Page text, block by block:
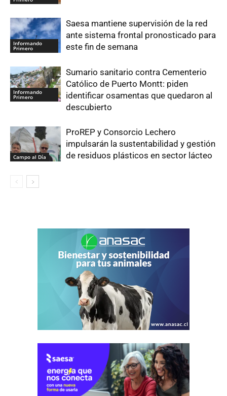
Informando
Primero
Saesa mantiene supervisión de la red
ante sistema frontal pronosticado para
este fin de semana
Informando
Primero
Sumario sanitario contra Cementerio
Católico de Puerto Montt: piden
identificar osamentas que quedaron al
descubierto
Campo al Día
ProREP y Consorcio Lechero
impulsarán la sustentabilidad y gestión
de residuos plásticos en sector lácteo